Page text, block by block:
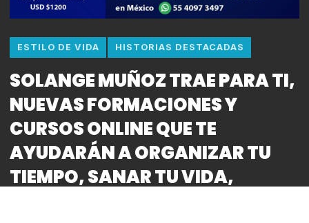
ESTILO DE VIDA HISTORIAS DESTACADAS
SOLANGE MUÑOZ TRAE PARA TI,
NUEVAS FORMACIONES Y
CURSOS ONLINE QUE TE
AYUDARÁN A ORGANIZAR TU
TIEMPO, SANAR TU VIDA,